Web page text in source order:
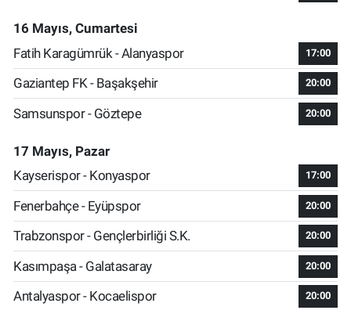
16 Mayıs, Cumartesi
Fatih Karagümrük - Alanyaspor
17:00
Gaziantep FK - Başakşehir 20:00
Samsunspor - Göztepe 20:00
17 Mayıs, Pazar
Kayserispor - Konyaspor
17:00
Fenerbahçe - Eyüpspor 20:00
Trabzonspor - Gençlerbirliği S.K. 20:00
Kasımpaşa - Galatasaray 20:00
Antalyaspor - Kocaelispor 20:00